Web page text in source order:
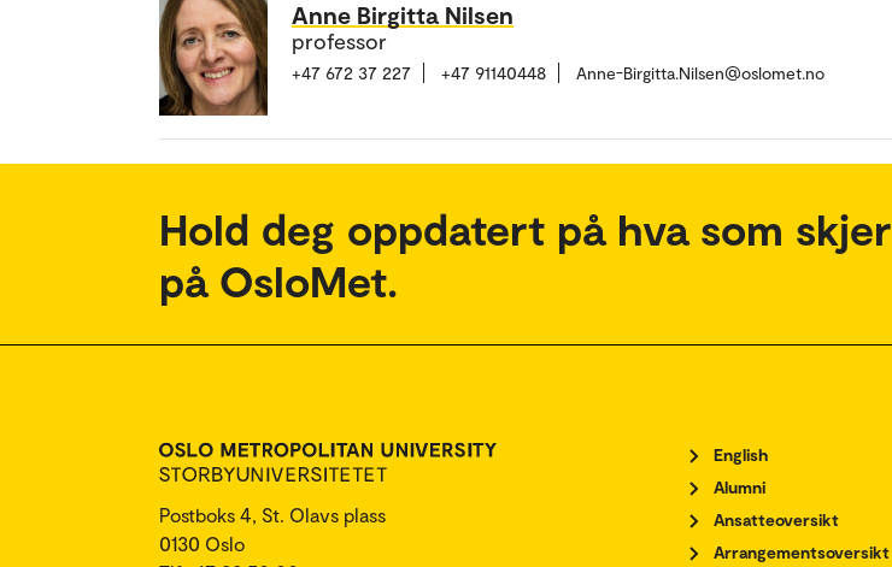
Anne Birgitta Nilsen
professor
+47 672 37 227 +47 91140448 Anne-Birgitta.Nilsen@oslomet.no
Hold deg oppdatert på hva som skjer
på OsloMet.
Postboks 4, St. Olavs plass
0130 Oslo
English
Alumni
Ansatteoversikt
Arrangementsoversikt